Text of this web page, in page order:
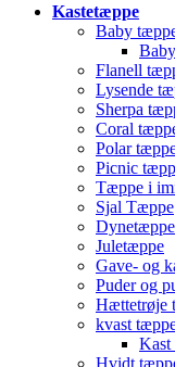
Kastetæppe
Baby
Flanell
Lysende
Sherpa
Coral
Polar
Picnic
Tæppe i
Sjal Tæppe
Dynetæppe
Juletæppe
Gave- og
Puder og
Hættetrøje
kvast
Kast
Hvidt